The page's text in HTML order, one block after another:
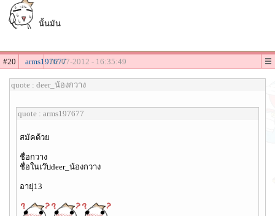
นั้นมัน
#20 arms19767702-07-2012 - 16:35:49
quote : deer_น้องกวาง
quote : arms197677
สมัคด้วย
ชื่อกวาง
ชื่อในเว๊บdeer_น้องกวาง
อายุ่13